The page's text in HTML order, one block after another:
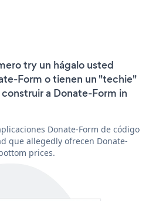
try un hágalo usted
Form o tienen un "techie"
a Donate-Form in
Donate-Form de código
que allegedly ofrecen Donate-
prices.